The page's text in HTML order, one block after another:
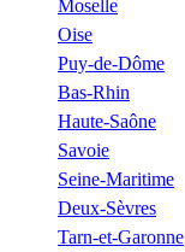
Moselle
Oise
Puy-de-Dôme
Bas-Rhin
Haute-Saône
Savoie
Seine-Maritime
Deux-Sèvres
Tarn-et-Garonne